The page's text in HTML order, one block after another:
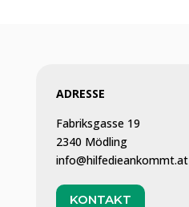
ADRESSE
Fabriksgasse 19
2340 Mödling
info@hilfedieankommt.at
KONTAKT